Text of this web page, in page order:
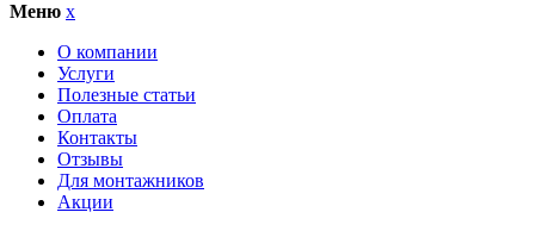
Меню x
О компании
Услуги
Полезные статьи
Оплата
Контакты
Отзывы
Для монтажников
Акции